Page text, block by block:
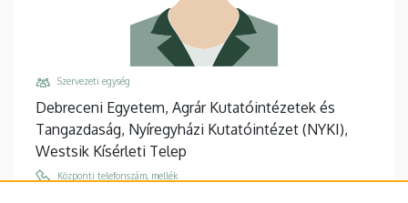
Szervezeti egység
Debreceni Egyetem, Agrár Kutatóintézetek és
Tangazdaság, Nyíregyházi Kutatóintézet (NYKI),
Westsik Kísérleti Telep
Központi telefonszám, mellék